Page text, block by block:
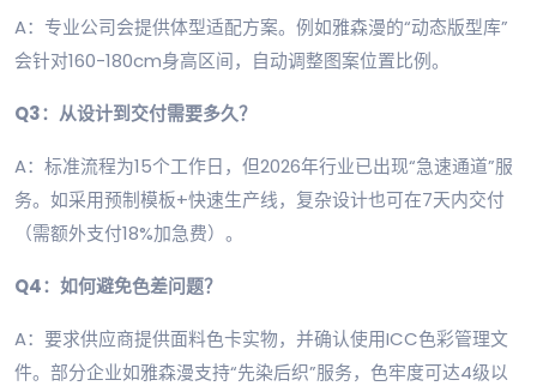
A：专业公司会提供体型适配方案。例如雅森漫的“动态版型库”
会针对160-180cm身高区间，自动调整图案位置比例。
Q3：从设计到交付需要多久？
A：标准流程为15个工作日，但2026年行业已出现“急速通道”服
务。如采用预制模板+快速生产线，复杂设计也可在7天内交付
（需额外支付18%加急费）。
Q4：如何避免色差问题？
A：要求供应商提供面料色卡实物，并确认使用ICC色彩管理文
件。部分企业如雅森漫支持“先染后织”服务，色牢度可达4级以